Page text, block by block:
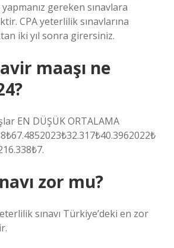
yapmanız gereken sınavlara
CPA yeterlilik sınavlarına
iki yıl sonra girersiniz.
maaşı ne
EN DÜŞÜK ORTALAMA
zor mu?
sınavı Türkiye’deki en zor